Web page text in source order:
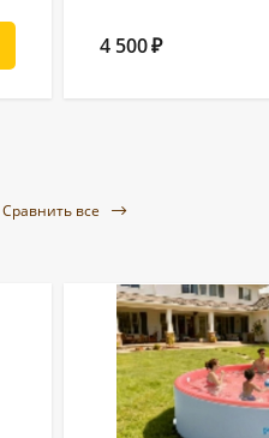
4 500₽
Сравнить все